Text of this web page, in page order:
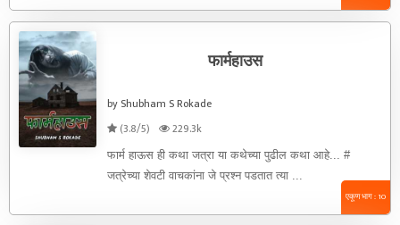
फार्महाउस
by Shubham S Rokade
(3.8/5)
229.3k
फार्म हाऊस ही कथा जत्रा या कथेच्या पुढील कथा आहे... #
जत्रेच्या शेवटी वाचकांना जे प्रश्न पडतात त्या ...
एकूण भाग : 10